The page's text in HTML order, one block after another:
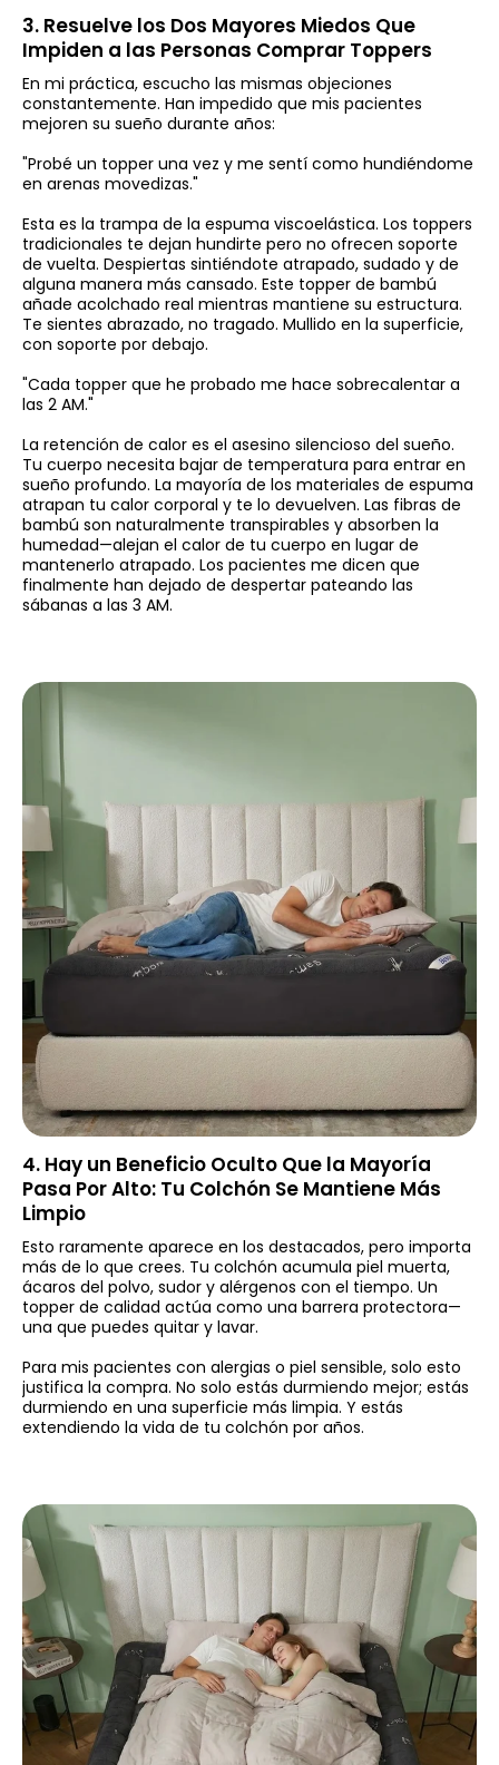
3. Resuelve los Dos Mayores Miedos Que
Impiden a las Personas Comprar Toppers
En mi práctica, escucho las mismas objeciones
constantemente. Han impedido que mis pacientes
mejoren su sueño durante años:
"Probé un topper una vez y me sentí como hundiéndome
en arenas movedizas."
Esta es la trampa de la espuma viscoelástica. Los toppers
tradicionales te dejan hundirte pero no ofrecen soporte
de vuelta. Despiertas sintiéndote atrapado, sudado y de
alguna manera más cansado. Este topper de bambú
añade acolchado real mientras mantiene su estructura.
Te sientes abrazado, no tragado. Mullido en la superficie,
con soporte por debajo.
"Cada topper que he probado me hace sobrecalentar a
las 2 AM."
La retención de calor es el asesino silencioso del sueño.
Tu cuerpo necesita bajar de temperatura para entrar en
sueño profundo. La mayoría de los materiales de espuma
atrapan tu calor corporal y te lo devuelven. Las fibras de
bambú son naturalmente transpirables y absorben la
humedad—alejan el calor de tu cuerpo en lugar de
mantenerlo atrapado. Los pacientes me dicen que
finalmente han dejado de despertar pateando las
sábanas a las 3 AM.
4. Hay un Beneficio Oculto Que la Mayoría
Pasa Por Alto: Tu Colchón Se Mantiene Más
Limpio
Esto raramente aparece en los destacados, pero importa
más de lo que crees. Tu colchón acumula piel muerta,
ácaros del polvo, sudor y alérgenos con el tiempo. Un
topper de calidad actúa como una barrera protectora—
una que puedes quitar y lavar.
Para mis pacientes con alergias o piel sensible, solo esto
justifica la compra. No solo estás durmiendo mejor; estás
durmiendo en una superficie más limpia. Y estás
extendiendo la vida de tu colchón por años.